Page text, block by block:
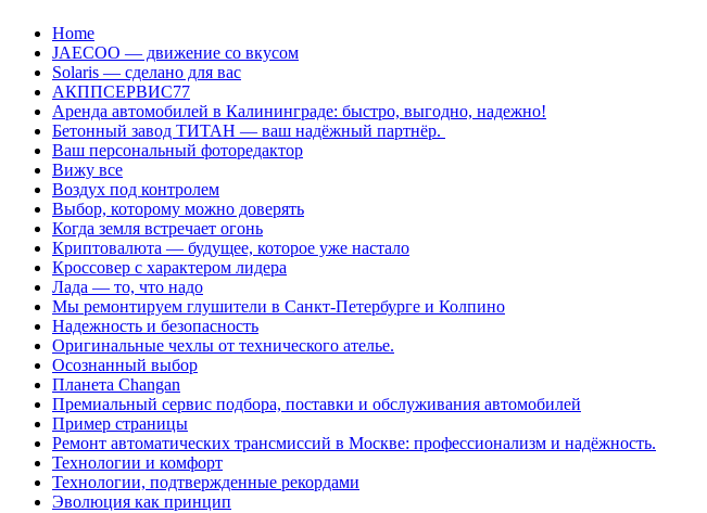
Перейти
содержанию
Home
JAECOO — движение со вкусом
Solaris — сделано для вас
АКППСЕРВИС77
Аренда автомобилей в Калининграде: быстро, выгодно, надежно!
Бетонный завод ТИТАН — ваш надёжный партнёр.
Ваш персональный фоторедактор
Вижу все
Воздух под контролем
Выбор, которому можно доверять
Когда земля встречает огонь
Криптовалюта — будущее, которое уже настало
Кроссовер с характером лидера
Лада — то, что надо
Мы ремонтируем глушители в Санкт-Петербурге и Колпино
Надежность и безопасность
Оригинальные чехлы от технического ателье.
Осознанный выбор
Планета Changan
Премиальный сервис подбора, поставки и обслуживания автомобилей
Пример страницы
Ремонт автоматических трансмиссий в Москве: профессионализм и надёжность.
Технологии и комфорт
Технологии, подтвержденные рекордами
Эволюция как принцип